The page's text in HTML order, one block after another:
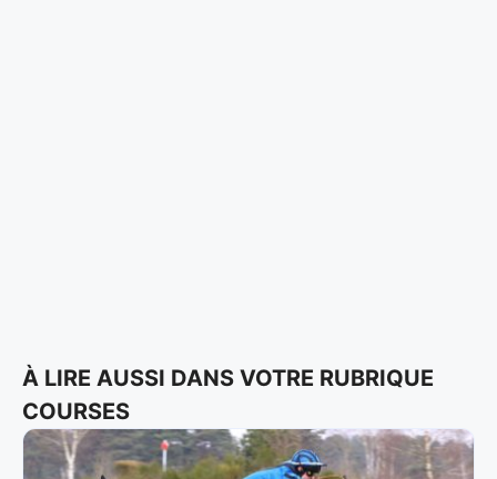
À LIRE AUSSI DANS VOTRE RUBRIQUE
COURSES